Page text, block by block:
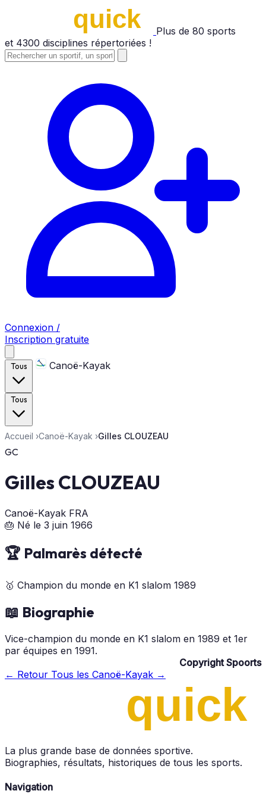
Plus de 80 sports
et 4300 disciplines répertoriées !
Connexion /
Inscription gratuite
Tous Canoë-Kayak
Tous
Accueil ›Canoë-Kayak ›Gilles CLOUZEAU
GC
Gilles CLOUZEAU
Canoë-Kayak FRA
🎂 Né le 3 juin 1966
🏆 Palmarès détecté
🥇 Champion du monde en K1 slalom 1989
📖 Biographie
Vice-champion du monde en K1 slalom en 1989 et 1er
par équipes en 1991.
Copyright Spoorts
← Retour Tous les Canoë-Kayak →
La plus grande base de données sportive.
Biographies, résultats, historiques de tous les sports.
Navigation